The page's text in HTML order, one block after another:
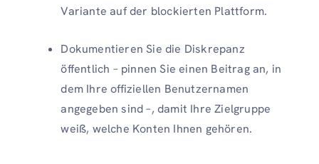
Variante auf der blockierten Plattform.
Dokumentieren Sie die Diskrepanz
öffentlich – pinnen Sie einen Beitrag an, in
dem Ihre offiziellen Benutzernamen
angegeben sind –, damit Ihre Zielgruppe
weiß, welche Konten Ihnen gehören.